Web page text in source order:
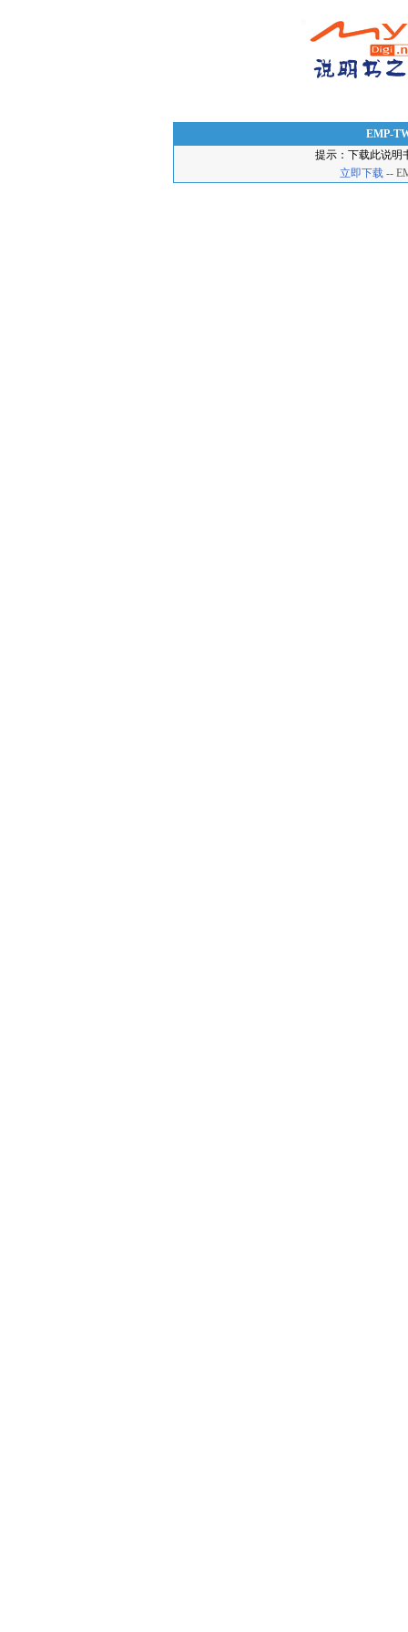
EMP-
提示：下载此说明
立即下载--